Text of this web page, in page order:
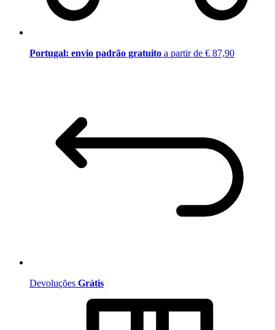
Portugal: envio padrão gratuito a partir de € 87,90
Devoluções Grátis